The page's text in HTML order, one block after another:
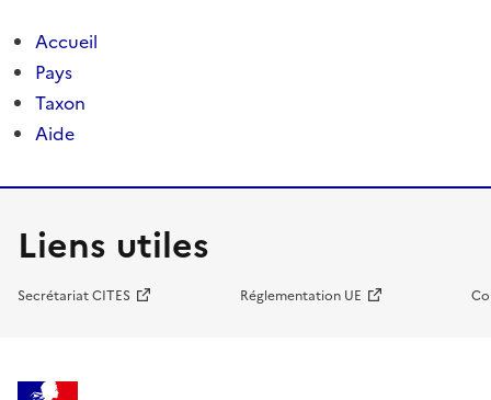
Accueil
Pays
Taxon
Aide
Liens utiles
Secrétariat CITES Réglementation UE